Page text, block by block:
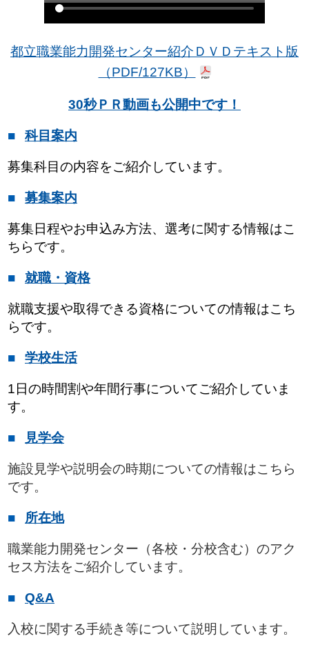
都立職業能力開発センター紹介ＤＶＤテキスト版
（PDF/127KB）
30秒ＰＲ動画も公開中です！
科目案内
募集科目の内容をご紹介しています。
募集案内
募集日程やお申込み方法、選考に関する情報はこ
ちらです。
就職・資格
就職支援や取得できる資格についての情報はこち
らです。
学校生活
1日の時間割や年間行事についてご紹介していま
す。
見学会
施設見学や説明会の時期についての情報はこちら
です。
所在地
職業能力開発センター（各校・分校含む）のアク
セス方法をご紹介しています。
Q&A
入校に関する手続き等について説明しています。